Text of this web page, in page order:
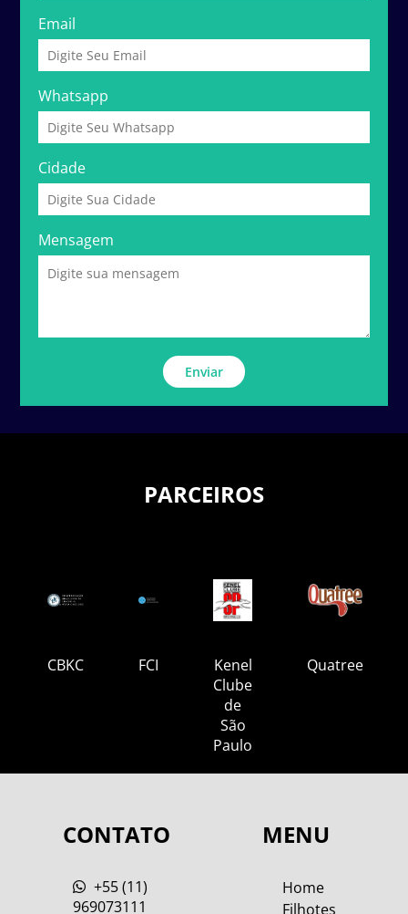
Email
Whatsapp
Cidade
Mensagem
Enviar
PARCEIROS
CBKC FCI
Kenel
Clube
de
São
Paulo
Quatree
CONTATO
+55 (11)
969073111
MENU
Home
Filhotes